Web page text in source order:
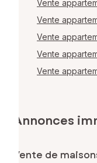
Vente
Vente
Vente
Vente
Vente
Annonces
Vente de